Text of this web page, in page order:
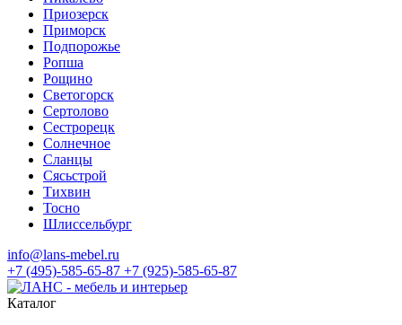
Приозерск
Приморск
Подпорожье
Ропша
Рощино
Светогорск
Сертолово
Сестрорецк
Солнечное
Сланцы
Сясьстрой
Тихвин
Тосно
Шлиссельбург
info@lans-mebel.ru
+7 (495)-585-65-87 +7 (925)-585-65-87
Каталог